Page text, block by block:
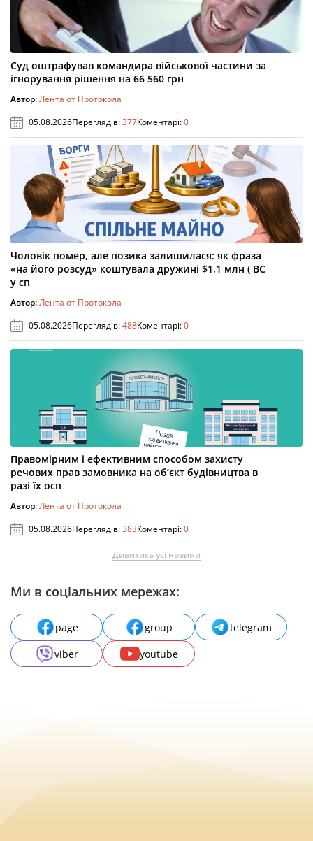
Суд оштрафував командира військової частини за
ігнорування рішення на 66 560 грн
Автор:Лента от Протокола
05.08.2026Переглядів:377Коментарі:0
Чоловік помер, але позика залишилася: як фраза
«на його розсуд» коштувала дружині $1,1 млн ( ВС
у сп
Автор:Лента от Протокола
05.08.2026Переглядів:488Коментарі:0
Правомірним і ефективним способом захисту
речових прав замовника на об’єкт будівництва в
разі їх осп
Автор:Лента от Протокола
05.08.2026Переглядів:383Коментарі:0
Дивитись усі новини
Ми в соціальних мережах:
page group
telegram
viber
youtube